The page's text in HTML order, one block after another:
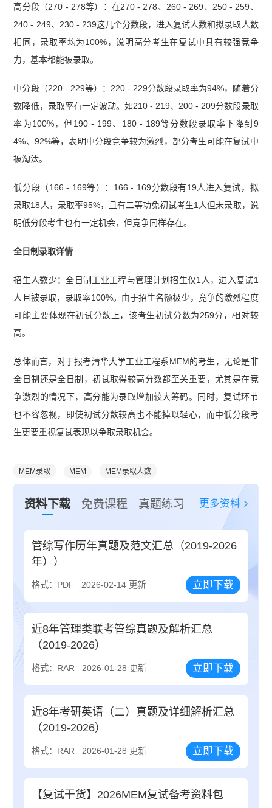
高分段（270 - 278等）：在270 - 278、260 - 269、250 - 259、
240 - 249、230 - 239这几个分数段，进入复试人数和拟录取人数
相同，录取率均为100%，说明高分考生在复试中具有较强竞争
力，基本都能被录取。
中分段（220 - 229等）：220 - 229分数段录取率为94%，随着分
数降低，录取率有一定波动。如210 - 219、200 - 209分数段录取
率为100%，但190 - 199、180 - 189等分数段录取率下降到9
4%、92%等，表明中分段竞争较为激烈，部分考生可能在复试中
被淘汰。
低分段（166 - 169等）：166 - 169分数段有19人进入复试，拟
录取18人，录取率95%，且有二等功免初试考生1人但未录取，说
明低分段考生也有一定机会，但竞争同样存在。
全日制录取详情
招生人数少：全日制工业工程与管理计划招生仅1人，进入复试1
人且被录取，录取率100%。由于招生名额极少，竞争的激烈程度
可能主要体现在初试分数上，该考生初试分数为259分，相对较
高。
总体而言，对于报考清华大学工业工程系MEM的考生，无论是非
全日制还是全日制，初试取得较高分数都至关重要，尤其是在竞
争激烈的情况下，高分能为录取增加较大筹码。同时，复试环节
也不容忽视，即使初试分数较高也不能掉以轻心，而中低分段考
生更要重视复试表现以争取录取机会。
MEM录取 MEM MEM录取人数
资料下载 免费课程 真题练习 更多资料
管综写作历年真题及范文汇总（2019-2026
年））
格式：PDF 2026-02-14 更新 立即下载
近8年管理类联考管综真题及解析汇总
（2019-2026）
格式：RAR 2026-01-28 更新 立即下载
近8年考研英语（二）真题及详细解析汇总
（2019-2026）
格式：RAR 2026-01-28 更新 立即下载
【复试干货】2026MEM复试备考资料包